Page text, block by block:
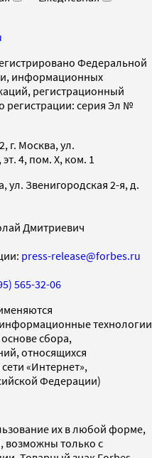
Федеральной
информационных
регистрационный
регистрации: серия Эл №
г. Москва, ул.
4, пом. X, ком. 1
ул. Звенигородская 2-я, д.
Дмитриевич
press-release@forbes.ru
565-32-06
технологии
сбора,
относящихся
«Интернет»,
Федерации)
их в любой форме,
возможны только с